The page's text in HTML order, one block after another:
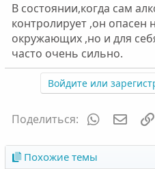
В состоянии,когда сам
контролирует ,он опасен
окружающих ,но и для
часто очень сильно.
Войдите или
Поделиться: WhatsApp
Похожие темы